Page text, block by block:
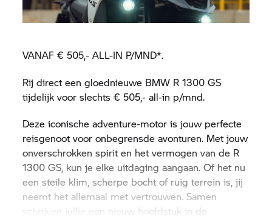
VANAF € 505,- ALL-IN P/MND*.
Rij direct een gloednieuwe BMW R 1300 GS
tijdelijk voor slechts € 505,- all-in p/mnd.
Deze iconische adventure-motor is jouw perfecte
reisgenoot voor onbegrensde avonturen. Met jouw
onverschrokken spirit en het vermogen van de R
1300 GS, kun je elke uitdaging aangaan. Of het nu
een steile klim, scherpe bocht of ruig terrein is, jij
neemt het allemaal met vertrouwen. Samen
schrijven jullie een nieuw hoofdstuk in de